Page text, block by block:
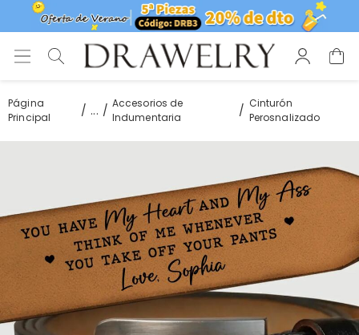
Página
Principal
...
Accesorios de
Indumentaria
Cinturón
Perosnalizado